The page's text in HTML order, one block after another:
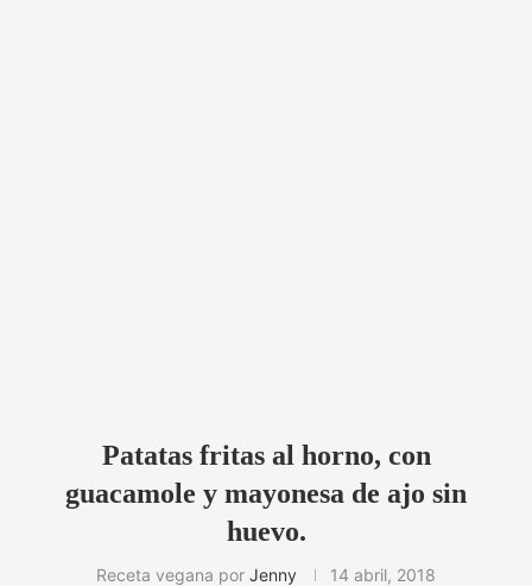
Patatas fritas al horno, con
guacamole y mayonesa de ajo sin
huevo.
Receta vegana por Jenny 14 abril, 2018